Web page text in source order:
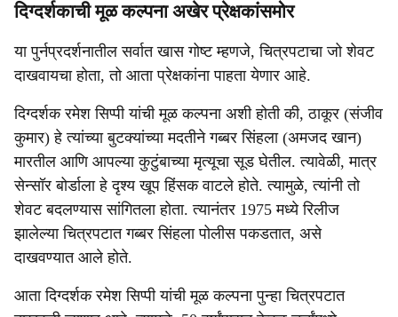
दिग्दर्शकाची मूळ कल्पना अखेर प्रेक्षकांसमोर
या पुर्नप्रदर्शनातील सर्वात खास गोष्ट म्हणजे, चित्रपटाचा जो शेवट
दाखवायचा होता, तो आता प्रेक्षकांना पाहता येणार आहे.
दिग्दर्शक रमेश सिप्पी यांची मूळ कल्पना अशी होती की, ठाकूर (संजीव
कुमार) हे त्यांच्या बुटक्यांच्या मदतीने गब्बर सिंहला (अमजद खान)
मारतील आणि आपल्या कुटुंबाच्या मृत्यूचा सूड घेतील. त्यावेळी, मात्र
सेन्सॉर बोर्डाला हे दृश्य खूप हिंसक वाटले होते. त्यामुळे, त्यांनी तो
शेवट बदलण्यास सांगितला होता. त्यानंतर 1975 मध्ये रिलीज
झालेल्या चित्रपटात गब्बर सिंहला पोलीस पकडतात, असे
दाखवण्यात आले होते.
आता दिग्दर्शक रमेश सिप्पी यांची मूळ कल्पना पुन्हा चित्रपटात